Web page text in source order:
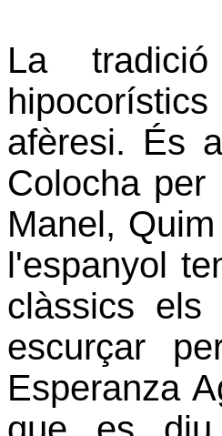
La
afèresi. És
Colocha per
Manel,
l'espanyol
clàssics els
escurçar
Esperanza